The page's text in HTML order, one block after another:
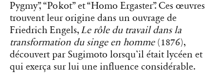
Pygmy”, “Pokot”et “Homo Ergaster”. Ces œuvres
trouvent leur origine dans un ouvrage de
Friedrich Engels, Le rôle du travail dans la
transformation du singe en homme(1876),
découvert par Sugimoto lorsqu’il était lycéen et
qui exerça sur lui une influence considérable.